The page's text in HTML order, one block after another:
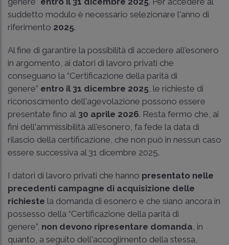
suddetto modulo è necessario selezionare l'anno di
riferimento 2025.
Al fine di garantire la possibilità di accedere all'esonero
in argomento, ai datori di lavoro privati che
conseguano la “Certificazione della parità di
genere” entro il 31 dicembre 2025 , le richieste di
riconoscimento dell'agevolazione possono essere
presentate fino al 30 aprile 2026. Resta fermo che, ai
fini dell'ammissibilità all'esonero, fa fede la data di
rilascio della certificazione, che non può in nessun caso
essere successiva al 31 dicembre 2025.
I datori di lavoro privati che hanno presentato nelle
precedenti campagne di acquisizione delle
richieste la domanda di esonero e che siano ancora in
possesso della “Certificazione della parità di
genere”, non devono ripresentare domanda , in
quanto, a seguito dell'accoglimento della stessa,